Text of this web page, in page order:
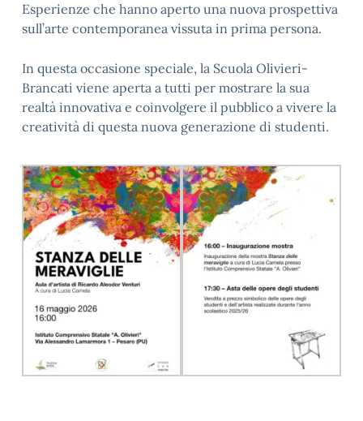
Esperienze che hanno aperto una nuova prospettiva
sull’arte contemporanea vissuta in prima persona.
In questa occasione speciale, la Scuola Olivieri-
Brancati viene aperta a tutti per mostrare la sua
realtà innovativa e coinvolgere il pubblico a vivere la
creatività di questa nuova generazione di studenti.